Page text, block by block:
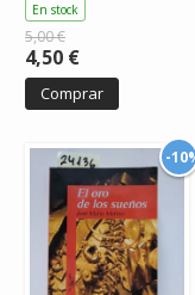
En stock
5,00 €
4,50 €
Comprar
-10%